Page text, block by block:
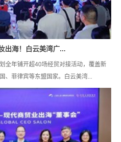
出海！白云美湾广...
全年铺开超40场经贸对接活动，覆盖新
、菲律宾等东盟国家。白云美湾...